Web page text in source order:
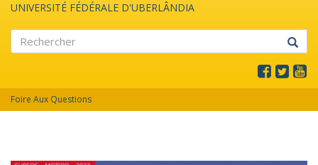
UNIVERSITÉ FÉDÉRALE D'UBERLÂNDIA
Foire Aux Questions